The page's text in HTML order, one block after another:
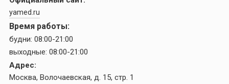
yamed.ru
Время работы:
будни: 08:00-21:00
выходные: 08:00-21:00
Адрес:
Москва, Волочаевская, д. 15, стр. 1